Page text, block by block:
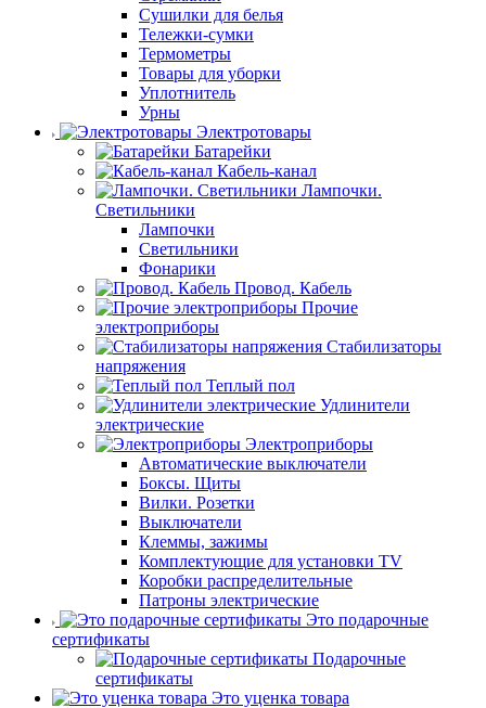
Сушилки для белья
Тележки-сумки
Термометры
Товары для уборки
Уплотнитель
Урны
Электротовары
Батарейки
Кабель-канал
Лампочки.
Светильники
Лампочки
Светильники
Фонарики
Провод. Кабель
Прочие
электроприборы
Стабилизаторы
напряжения
Теплый пол
Удлинители
электрические
Электроприборы
Автоматические выключатели
Боксы. Щиты
Вилки. Розетки
Выключатели
Клеммы, зажимы
Комплектующие для установки TV
Коробки распределительные
Патроны электрические
Это подарочные
сертификаты
Подарочные
сертификаты
Это уценка товара